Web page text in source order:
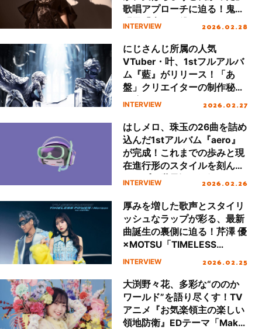
歌唱アプローチに迫る！鬼頭
明里「光よ、僕に。」リリー
INTERVIEW 2026.02.28
にじさんじ所属の人気
VTuber・叶、1stフルアルバ
ム『藍』がリリース！「あ
盤」クリエイターの制作秘話
に迫る
INTERVIEW 2026.02.27
はしメロ、珠玉の26曲を詰め
込んだ1stアルバム『aero』
が完成！これまでの歩みと現
在進行形のスタイルを刻んだ
ポップな世界観を紐解く
INTERVIEW 2026.02.26
厚みを増した歌声とスタイリ
ッシュなラップが彩る、最新
曲誕生の裏側に迫る！芹澤 優
×MOTSU「TIMELESS
POWER feat. MOTSU」スペ
INTERVIEW 2026.02.25
大渕野々花、多彩な“ののか
ワールド”を語り尽くす！TV
アニメ『お気楽領主の楽しい
領地防衛』EDテーマ「Make